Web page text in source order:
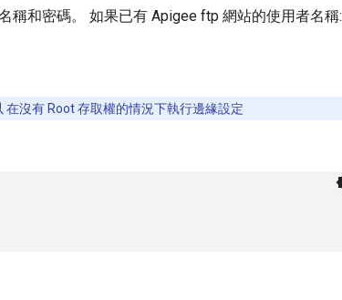
稱和密碼。 如果已有 Apigee ftp 網站的使用者名稱:
在沒有 Root 存取權的情況下執行邊緣設定